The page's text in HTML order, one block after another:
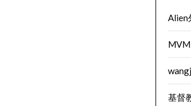
Alien
MVM
基督